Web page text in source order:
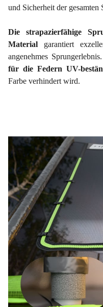
und Sicherheit der gesamten
Die strapazierfähige
Material garantiert
angenehmes Sprungerlebnis.
für die Federn UV-
Farbe verhindert wird.